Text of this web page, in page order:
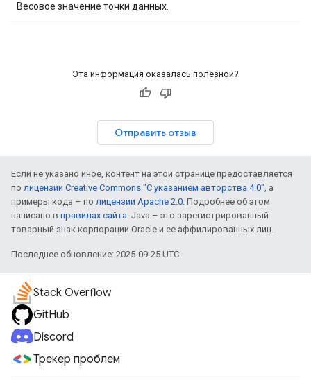
Весовое значение точки данных.
Эта информация оказалась полезной?
Отправить отзыв
Если не указано иное, контент на этой странице предоставляется
по лицензии Creative Commons "С указанием авторства 4.0", а
примеры кода – по лицензии Apache 2.0. Подробнее об этом
написано в правилах сайта. Java – это зарегистрированный
товарный знак корпорации Oracle и ее аффилированных лиц.
Последнее обновление: 2025-09-25 UTC.
Stack Overflow
GitHub
Discord
Трекер проблем